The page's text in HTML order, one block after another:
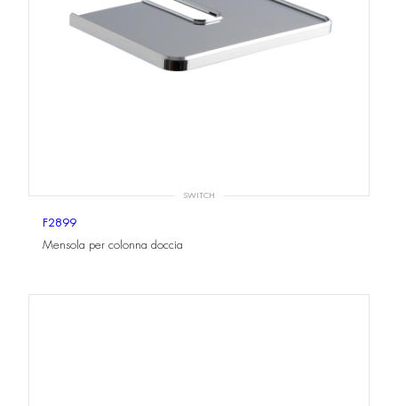
SWITCH
F2899
Mensola per colonna doccia